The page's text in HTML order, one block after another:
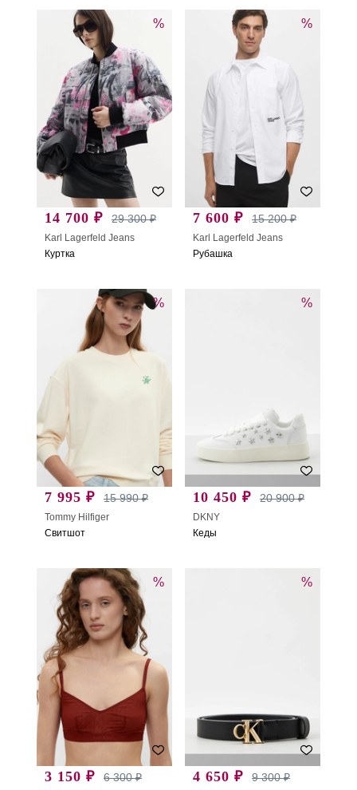
%
14 700 ₽ 29 300 ₽
Karl Lagerfeld Jeans
Куртка
%
7 600 ₽ 15 200 ₽
Karl Lagerfeld Jeans
Рубашка
%
7 995 ₽ 15 990 ₽
Tommy Hilfiger
Свитшот
%
10 450 ₽ 20 900 ₽
DKNY
Кеды
%
3 150 ₽ 6 300 ₽
%
4 650 ₽ 9 300 ₽